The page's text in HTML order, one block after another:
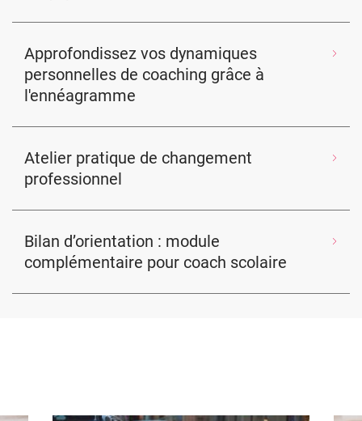
Approfondissez vos dynamiques
personnelles de coaching grâce à
l'ennéagramme
Atelier pratique de changement
professionnel
Bilan d’orientation : module
complémentaire pour coach scolaire